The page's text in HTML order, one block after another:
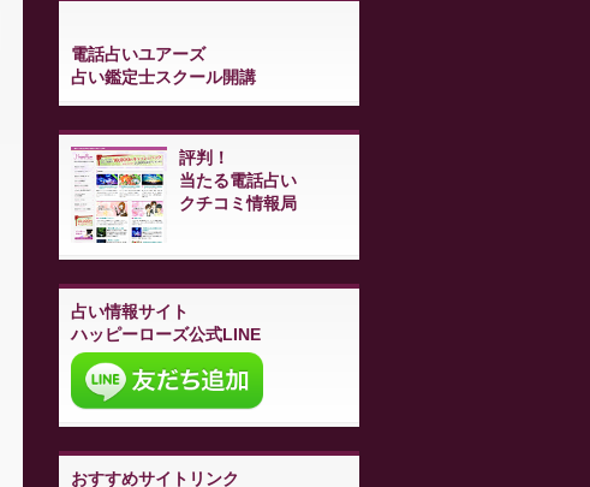
電話占いユアーズ
占い鑑定士スクール開講
評判！
当たる電話占い
クチコミ情報局
占い情報サイト
ハッピーローズ公式LINE
おすすめサイトリンク